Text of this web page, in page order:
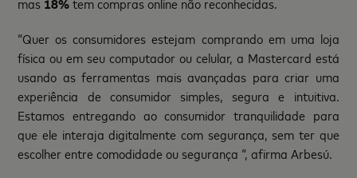
“Quer os consumidores estejam comprando em uma loja
física ou em seu computador ou celular, a Mastercard está
usando as ferramentas mais avançadas para criar uma
experiência de consumidor simples, segura e intuitiva.
Estamos entregando ao consumidor tranquilidade para
que ele interaja digitalmente com segurança, sem ter que
escolher entre comodidade ou segurança “, afirma Arbesú.